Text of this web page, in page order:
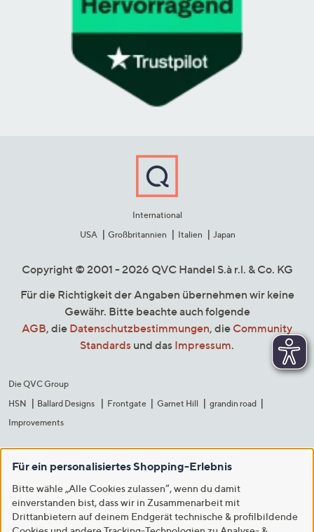
International
USA
Großbritannien Italien Japan
Copyright © 2001 - 2026 QVC Handel S.à r.l. & Co. KG
Für die Richtigkeit der Angaben übernehmen wir keine
Gewähr. Bitte beachte auch folgende
AGB, die Datenschutzbestimmungen, die Community
Standards und das Impressum.
Die QVC Group
HSN
Ballard Designs Frontgate Garnet Hill
grandin road
Improvements
Für ein personalisiertes Shopping-Erlebnis
Bitte wähle „Alle Cookies zulassen“, wenn du damit
einverstanden bist, dass wir in Zusammenarbeit mit
Drittanbietern auf deinem Endgerät technische & profilbildende